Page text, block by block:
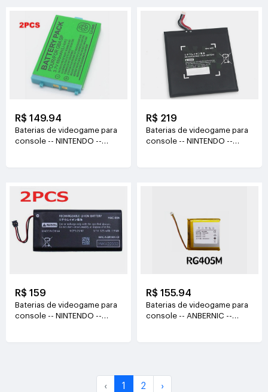
R$ 149.94
Baterias de videogame para
console -- NINTENDO --
R$ 219
Baterias de videogame para
console -- NINTENDO --
R$ 159
Baterias de videogame para
console -- NINTENDO --
R$ 155.94
Baterias de videogame para
console -- ANBERNIC --
‹ 1 2 ›